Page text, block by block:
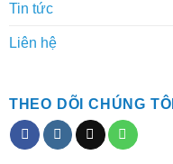
Tin tức
Liên hệ
THEO DÕI CHÚNG